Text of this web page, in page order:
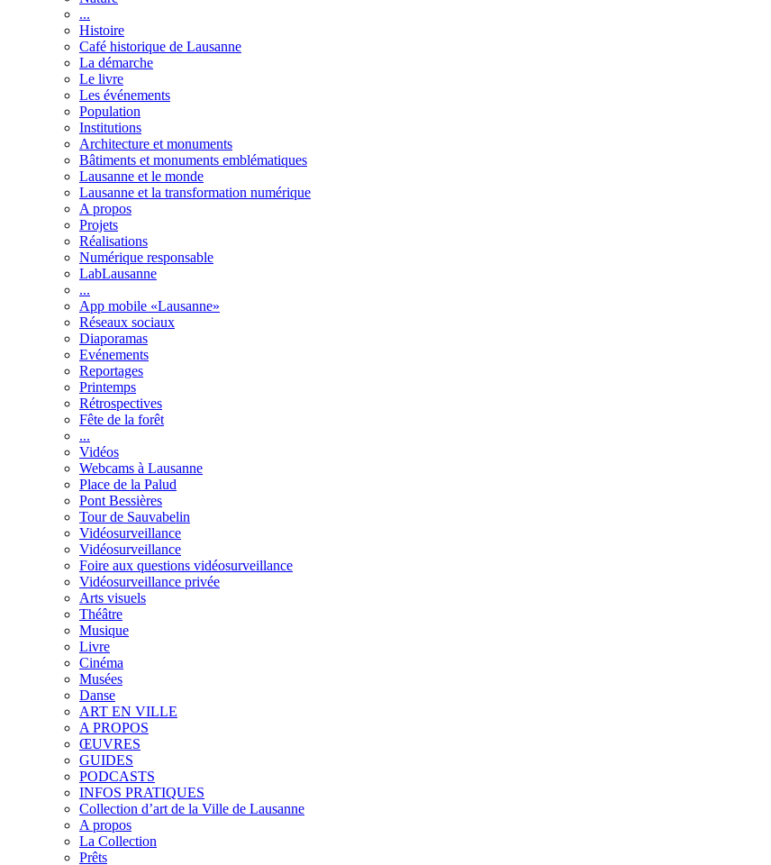
...
Histoire
Café historique de Lausanne
La démarche
Le livre
Les événements
Population
Institutions
Architecture et monuments
Bâtiments et monuments emblématiques
Lausanne et le monde
Lausanne et la transformation numérique
A propos
Projets
Réalisations
Numérique responsable
LabLausanne
...
App mobile «Lausanne»
Réseaux sociaux
Diaporamas
Evénements
Reportages
Printemps
Rétrospectives
Fête de la forêt
...
Vidéos
Webcams à Lausanne
Place de la Palud
Pont Bessières
Tour de Sauvabelin
Vidéosurveillance
Vidéosurveillance
Foire aux questions vidéosurveillance
Vidéosurveillance privée
Arts visuels
Théâtre
Musique
Livre
Cinéma
Musées
Danse
ART EN VILLE
A PROPOS
ŒUVRES
GUIDES
PODCASTS
INFOS PRATIQUES
Collection d’art de la Ville de Lausanne
A propos
La Collection
Prêts